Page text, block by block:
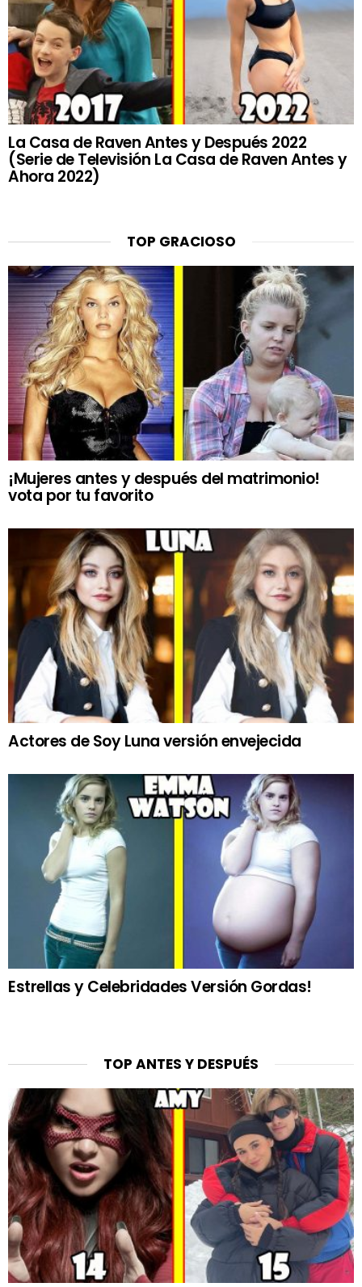
La Casa de Raven Antes y Después 2022
(Serie de Televisión La Casa de Raven Antes y
Ahora 2022)
TOP GRACIOSO
¡Mujeres antes y después del matrimonio!
vota por tu favorito
Actores de Soy Luna versión envejecida
Estrellas y Celebridades Versión Gordas!
TOP ANTES Y DESPUÉS